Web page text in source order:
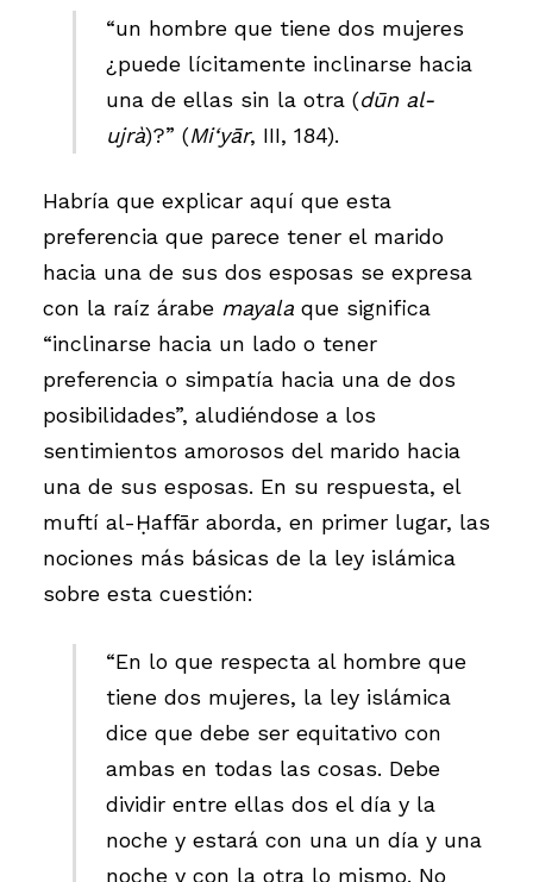
“un hombre que tiene dos mujeres
¿puede lícitamente inclinarse hacia
una de ellas sin la otra (dūn al-
ujrà)?” (Mi‘yār, III, 184).
Habría que explicar aquí que esta
preferencia que parece tener el marido
hacia una de sus dos esposas se expresa
con la raíz árabe mayalaque significa
“inclinarse hacia un lado o tener
preferencia o simpatía hacia una de dos
posibilidades”, aludiéndose a los
sentimientos amorosos del marido hacia
una de sus esposas. En su respuesta, el
muftí al-Ḥaffār aborda, en primer lugar, las
nociones más básicas de la ley islámica
sobre esta cuestión:
“En lo que respecta al hombre que
tiene dos mujeres, la ley islámica
dice que debe ser equitativo con
ambas en todas las cosas. Debe
dividir entre ellas dos el día y la
noche y estará con una un día y una
noche y con la otra lo mismo. No